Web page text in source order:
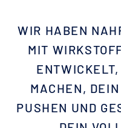
WIR HABEN
MIT
MACHEN,
PUSHEN UND